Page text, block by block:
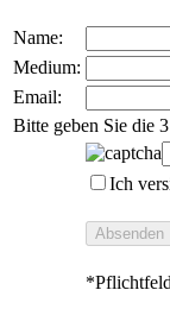
Name:
Medium:
Email:
Bitte geben Sie die
Ich